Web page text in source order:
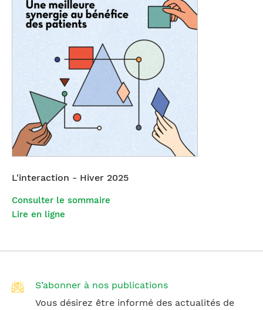
L'interaction - Hiver 2025
Consulter le sommaire
Lire en ligne
S’abonner à nos publications
Vous désirez être informé des actualités de